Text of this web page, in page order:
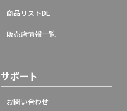
商品リストDL
販売店情報一覧
サポート
お問い合わせ